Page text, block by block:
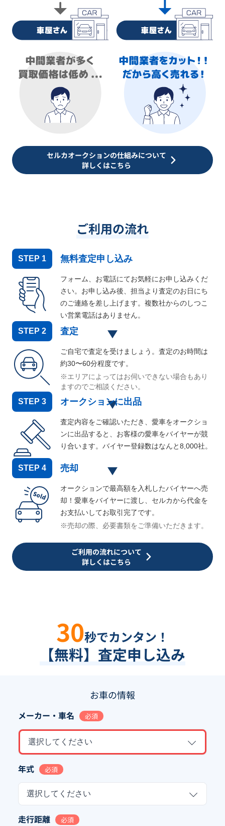
セルカオークションの仕組みについて
詳しくはこちら
ご利用の流れ
STEP 1 無料査定申し込み
フォーム、お電話にてお気軽にお申し込みくだ
さい。お申し込み後、担当より査定のお日にち
のご連絡を差し上げます。複数社からのしつこ
い営業電話はありません。
STEP 2 査定
ご自宅で査定を受けましょう。査定のお時間は
約30〜60分程度です。
※エリアによってはお伺いできない場合もあり
ますのでご相談ください。
STEP 3 オークションに出品
査定内容をご確認いただき、愛車をオークショ
ンに出品すると、お客様の愛車をバイヤーが競
り合います。バイヤー登録数はなんと8,000社。
STEP 4 売却
オークションで最高額を入札したバイヤーへ売
却！愛車をバイヤーに渡し、セルカから代金を
お支払いしてお取引完了です。
※売却の際、必要書類をご準備いただきます。
ご利用の流れについて
詳しくはこちら
30秒でカンタン！
【無料】査定申し込み
お車の情報
メーカー・車名 必須
選択してください
年式 必須
選択してください
走行距離 必須